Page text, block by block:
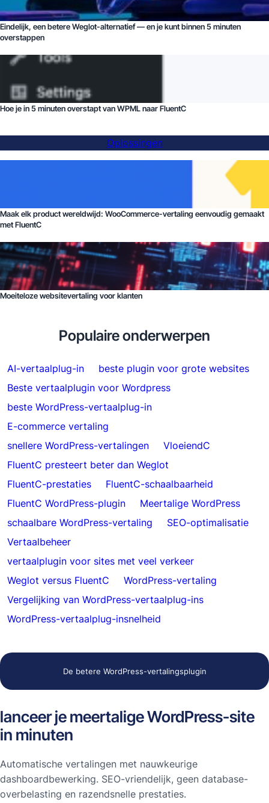
Eindelijk, een betere Weglot-alternatief — en je kunt binnen 5 minuten
overstappen
Hoe je in 5 minuten overstapt van WPML naar FluentC
Oplossingen
Maak elk product wereldwijd: WooCommerce-vertaling eenvoudig gemaakt
met FluentC
Moeiteloze websitevertaling voor klanten
Populaire onderwerpen
AI-vertaalplug-in
beste plugin voor grote websites
Beste vertaalplugin voor Wordpress
beste WordPress-vertaalplug-in
E-commerce vertaling
snellere WordPress-vertalingen
VloeiendC
FluentC presteert beter dan Weglot
FluentC-prestaties
FluentC-schaalbaarheid
FluentC WordPress-plugin
Meertalige WordPress
schaalbare WordPress-vertaling
SEO-optimalisatie
Vertaalbeheer
vertaalplugin voor sites met veel verkeer
Weglot versus FluentC
WordPress-vertaling
Vergelijking van WordPress-vertaalplug-ins
WordPress-vertaalplug-insnelheid
De betere WordPress-vertalingsplugin
lanceer je meertalige WordPress-site
in minuten
Automatische vertalingen met nauwkeurige
dashboardbewerking. SEO-vriendelijk, geen database-
overbelasting en razendsnelle prestaties.